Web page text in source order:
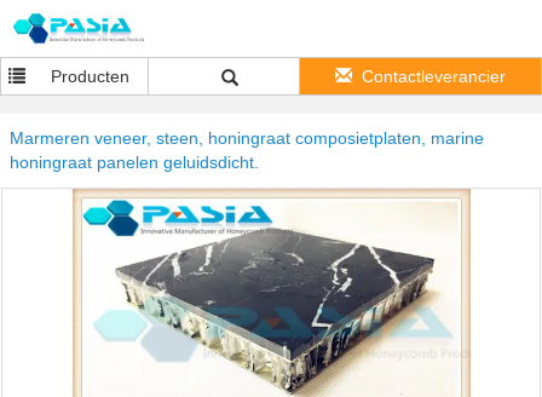
Producten Contactleverancier
Marmeren veneer, steen, honingraat composietplaten, marine
honingraat panelen geluidsdicht.